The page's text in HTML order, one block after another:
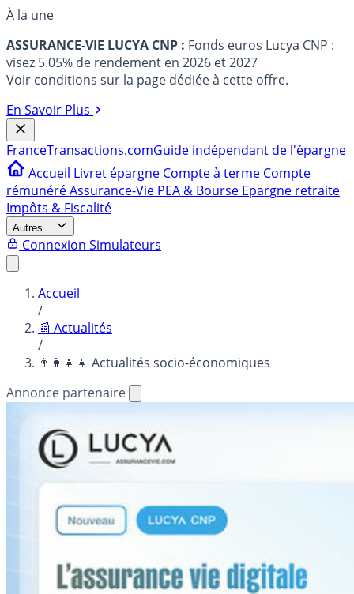
À la une
ASSURANCE-VIE LUCYA CNP : Fonds euros Lucya CNP :
visez 5.05% de rendement en 2026 et 2027
Voir conditions sur la page dédiée à cette offre.
En Savoir Plus
FranceTransactions.comGuide indépendant de l'épargne
Accueil Livret épargne Compte à terme Compte
rémunéréAssurance-Vie PEA & Bourse Epargne retraite
Impôts & Fiscalité
Autres...
Connexion Simulateurs
Accueil
/
📰 Actualités
/
👨‍👩‍👧‍👧 Actualités socio-économiques
Annonce partenaire